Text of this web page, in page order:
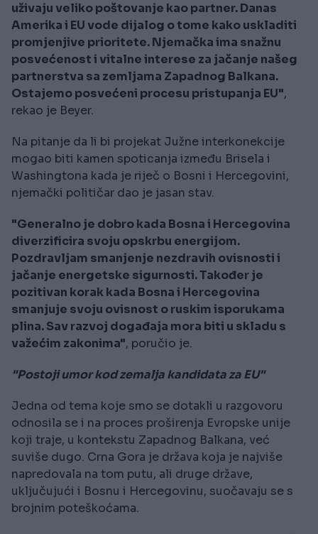
uživaju veliko poštovanje kao partner. Danas
Amerika i EU vode dijalog o tome kako uskladiti
promjenjive prioritete. Njemačka ima snažnu
posvećenost i vitalne interese za jačanje našeg
partnerstva sa zemljama Zapadnog Balkana.
Ostajemo posvećeni procesu pristupanja EU",
rekao je Beyer.
Na pitanje da li bi projekat Južne interkonekcije
mogao biti kamen spoticanja između Brisela i
Washingtona kada je riječ o Bosni i Hercegovini,
njemački političar dao je jasan stav.
"Generalno je dobro kada Bosna i Hercegovina
diverzificira svoju opskrbu energijom.
Pozdravljam smanjenje nezdravih ovisnosti i
jačanje energetske sigurnosti. Također je
pozitivan korak kada Bosna i Hercegovina
smanjuje svoju ovisnost o ruskim isporukama
plina. Sav razvoj događaja mora biti u skladu s
važećim zakonima", poručio je.
"Postoji umor kod zemalja kandidata za EU"
Jedna od tema koje smo se dotakli u razgovoru
odnosila se i na proces proširenja Evropske unije
koji traje, u kontekstu Zapadnog Balkana, već
suviše dugo. Crna Gora je država koja je najviše
napredovala na tom putu, ali druge države,
uključujući i Bosnu i Hercegovinu, suočavaju se s
brojnim poteškoćama.